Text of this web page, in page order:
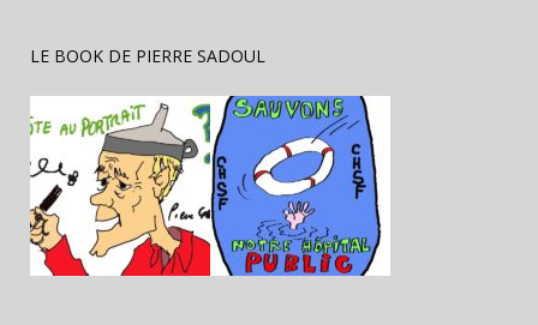
LE BOOK DE PIERRE SADOUL